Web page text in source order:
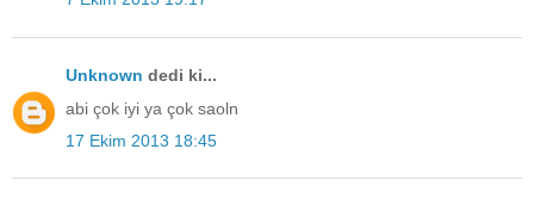
Unknown dedi ki...
abi çok iyi ya çok saoln
17 Ekim 2013 18:45